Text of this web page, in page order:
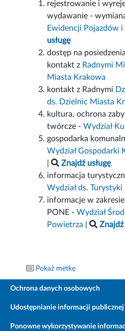
rejestrowanie i
wydawanie -
Ewidencji Pojazdów
usługę
dostęp na posiedzenia
kontakt z Radnymi
Miasta Krakowa
kontakt z Radnymi
ds. Dzielnic Miasta
kultura, ochrona
twórcze -Wydział
gospodarka
Wydział Gospodarki
|
Znajdź usługę
informacja
Wydział ds. Turystyki
informacje w
PONE -Wydział
Powietrza | Znajdź
Pokaż metkę
Ochrona danych osobowych
Udostępnianie informacji publicznej
Ponowne wykorzystywanie